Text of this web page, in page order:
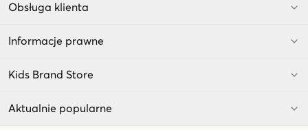
Obsługa klienta
Informacje prawne
Kids Brand Store
Aktualnie popularne